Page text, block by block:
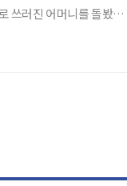
쓰러진 어머니를 돌봤다.